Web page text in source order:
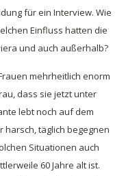
für ein Interview. Wie
Einfluss hatten die
und auch außerhalb?
mehrheitlich enorm
dass sie jetzt unter
lebt noch auf dem
täglich begegnen
Situationen auch
60 Jahre alt ist.